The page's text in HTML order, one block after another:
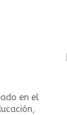
en el